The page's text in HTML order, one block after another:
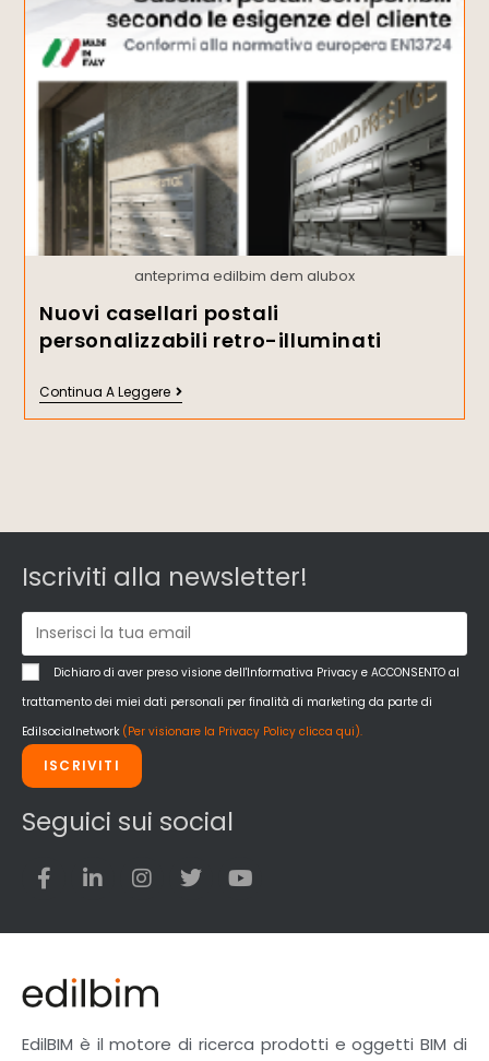
anteprima edilbim dem alubox
Nuovi casellari postali
personalizzabili retro-illuminati
Continua A Leggere
Iscriviti alla newsletter!
Dichiaro di aver preso visione dell'Informativa Privacy e ACCONSENTO al
trattamento dei miei dati personali per finalità di marketing da parte di
Edilsocialnetwork (Per visionare la Privacy Policy clicca qui).
ISCRIVITI
Seguici sui social
EdilBIM è il motore di ricerca prodotti e oggetti BIM di